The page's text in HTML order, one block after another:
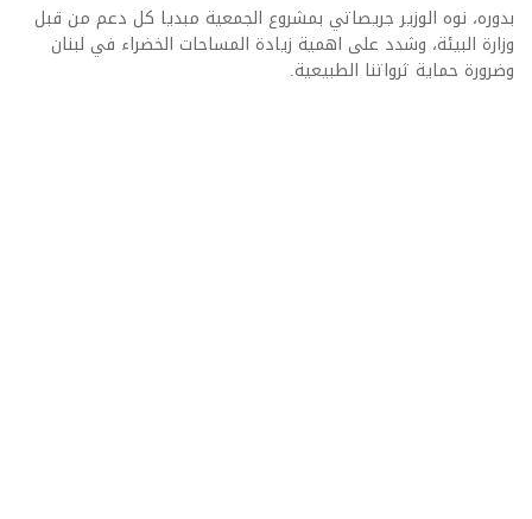
بدوره، نوه الوزير جريصاتي بمشروع الجمعية مبديا كل دعم من قبل
وزارة البيئة، وشدد على اهمية زيادة المساحات الخضراء في لبنان
وضرورة حماية ثرواتنا الطبيعية.